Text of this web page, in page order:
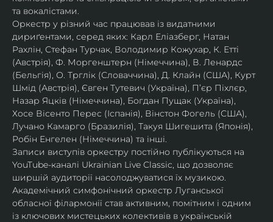
та вокалістами.
Оркестр у різний час працював із видатними
дириґентами, серед яких: Карл Еліазберг, Натан
Рахлін, Стефан Турчак, Володимир Кожухар, К. Етті
(Австрія), Ф. Моргенштерн (Німеччина), В. Ленардс
(Бельгія), О. Трглік (Словаччина), Д. Клайн (США), Курт
Шмід (Австрія), Євген Тутевич (Україна), П’єр Піхлєр,
Назар Яцків (Німеччина), Богдан Пущак (Україна),
Хосе Вісенто Перес (Іспанія), Вінстон Фогель (США),
Лучано Камарго (Бразилія), Такуя Шигешита (Японія),
Робін Енгелен (Німеччина) та інші.
Записи виступів оркестру постійно публікуються на
YouTube-каналі Ukrainian Live Classic, що дозволяє
ширшій аудиторії насолоджуватися їх музикою​.
Академічний симфонічний оркестр Луганської
обласної філармонії став активним, помітним і одним
із ключових мистецьких колективів в українській